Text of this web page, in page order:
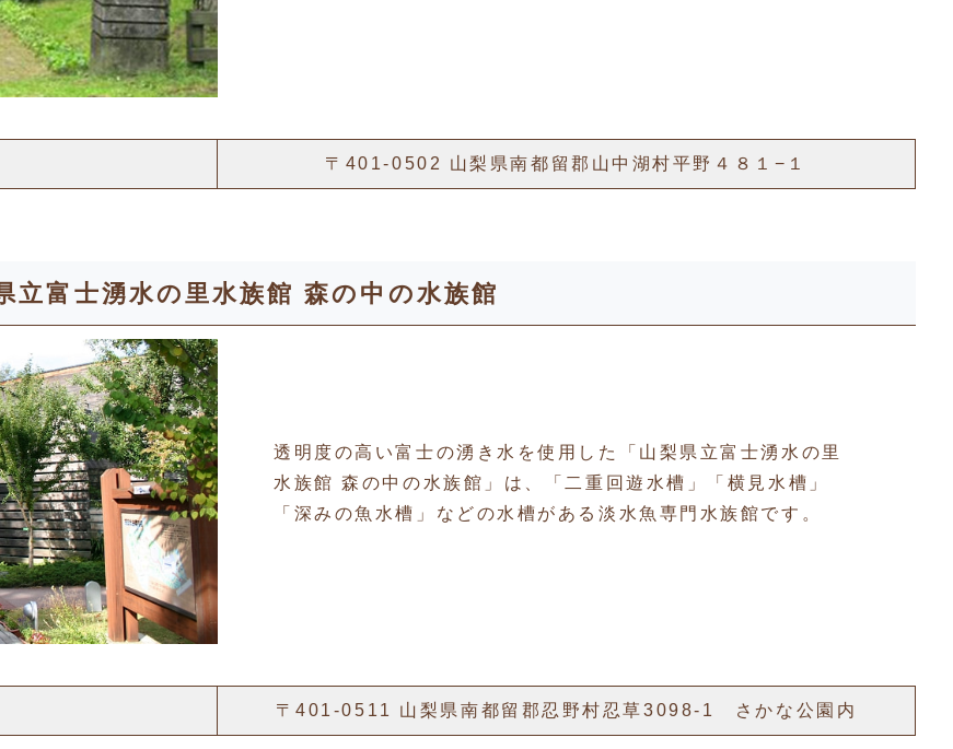
〒401-0502 山梨県南都留郡山中湖村平野４８１−１
立富士湧水の里水族館 森の中の水族館
透明度の高い富士の湧き水を使用した「山梨県立富士湧水の里
水族館 森の中の水族館」は、「二重回遊水槽」「横見水槽」
「深みの魚水槽」などの水槽がある淡水魚専門水族館です。
〒401-0511 山梨県南都留郡忍野村忍草3098-1 さかな公園内